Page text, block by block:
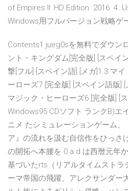
of Empires II: HD Edition. 2016. 4.
Windows用フルバージョン戦略ゲ
Contents1 jueg0sを無料でダウン
ント・キングダム[完全版] [スペイ
撃[フル] [スペイン語] [メガ]1.3 マ
ーローズ7 [完全版] [スペイン語版]
マジック・ヒーローズ6 [完全版] [
Windows95 CDソフト ランクB)エ
ニメ たシミュレーションゲーム
ア』の流れを汲む自信作をひっさ
の開拓へ本腰を 0 a.d.は西暦元年
基づいたrts（リアルタイムストラ
ーマ帝国の飛躍、アレクサンダー